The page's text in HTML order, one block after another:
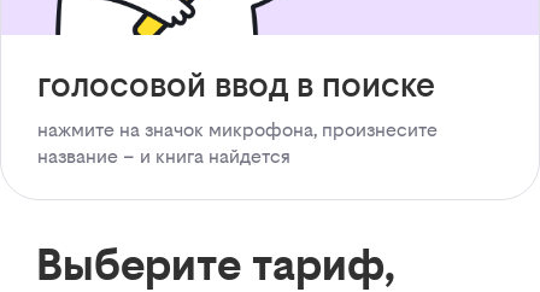
голосовой ввод в поиске
нажмите на значок микрофона, произнесите
название – и книга найдется
Выберите тариф,